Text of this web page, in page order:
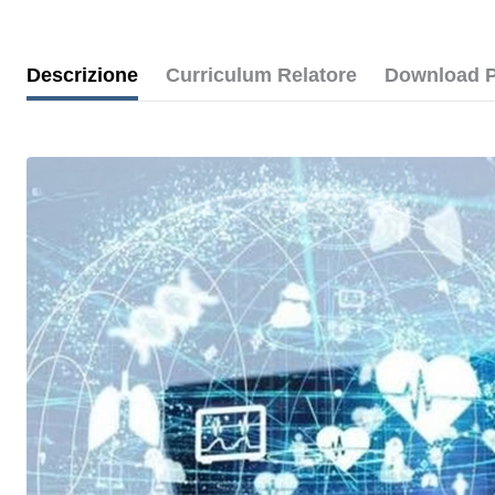
Descrizione Curriculum Relatore Download